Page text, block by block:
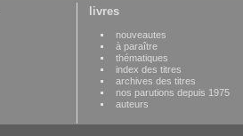
livres
nouveautes
à paraître
thématiques
index des titres
archives des titres
nos parutions depuis 1975
auteurs